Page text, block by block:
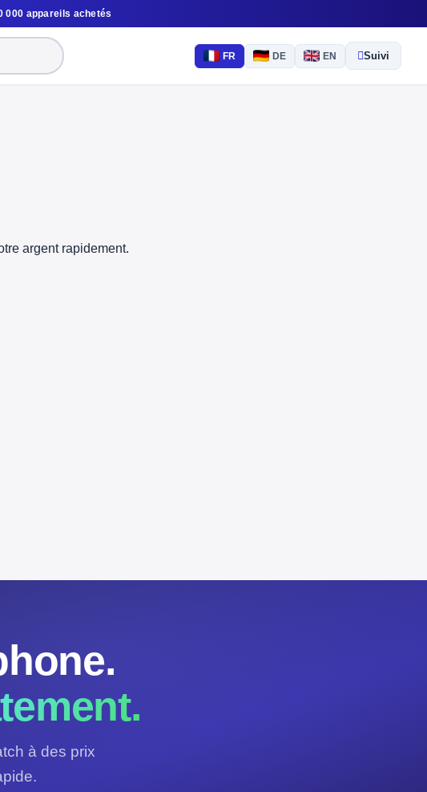
000 appareils achetés
FR DE EN Suivi
argent rapidement.
à des prix